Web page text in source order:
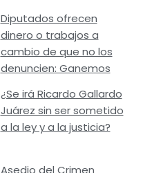
Diputados ofrecen
dinero o trabajos a
cambio de que no los
denuncien: Ganemos
¿Se irá Ricardo Gallardo
Juárez sin ser sometido
a la ley y a la justicia?
Asedio del Crimen